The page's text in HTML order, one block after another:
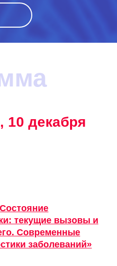
декабря
текущие вызовы и
Современные
заболеваний»